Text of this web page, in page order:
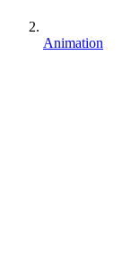
Animation